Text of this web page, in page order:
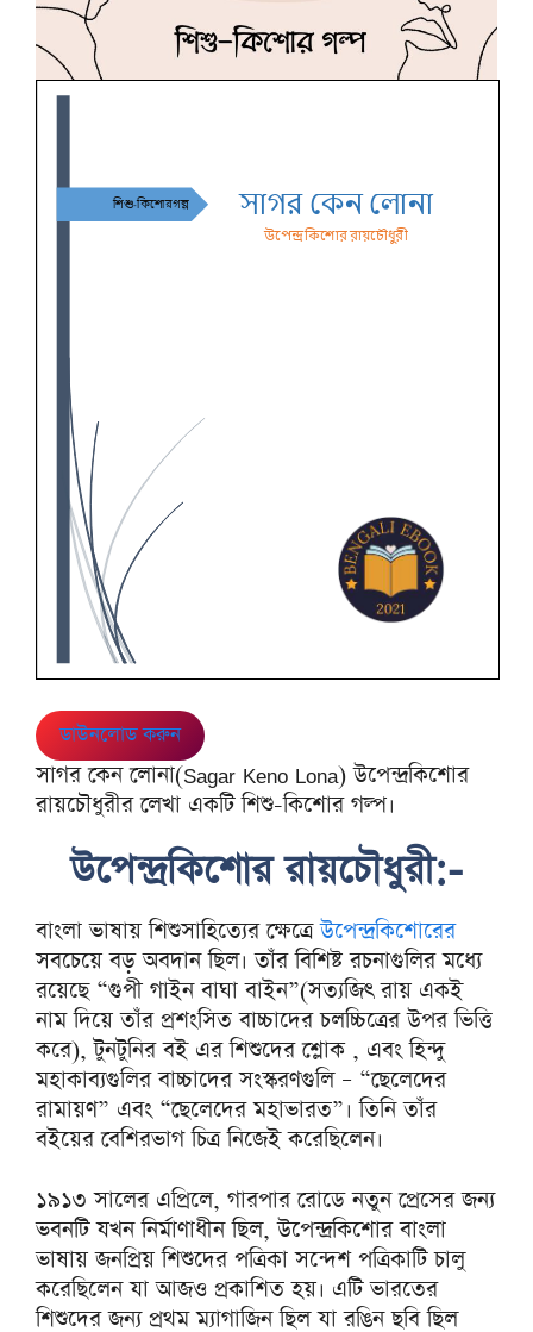
ডাউনলোড করুন
সাগর কেন লোনা(Sagar Keno Lona) উপেন্দ্রকিশোর
রায়চৌধুরীর লেখা একটি শিশু-কিশোর গল্প।
উপেন্দ্রকিশোর রায়চৌধুরী:-
বাংলা ভাষায় শিশুসাহিত্যের ক্ষেত্রেউপেন্দ্রকিশোরের
সবচেয়ে বড় অবদান ছিল। তাঁর বিশিষ্ট রচনাগুলির মধ্যে
রয়েছে “গুপী গাইন বাঘা বাইন”(সত্যজিৎ রায় একই
নাম দিয়ে তাঁর প্রশংসিত বাচ্চাদের চলচ্চিত্রের উপর ভিত্তি
করে), টুনটুনির বই এর শিশুদের শ্লোক , এবং হিন্দু
মহাকাব্যগুলির বাচ্চাদের সংস্করণগুলি – “ছেলেদের
রামায়ণ” এবং “ছেলেদের মহাভারত”। তিনি তাঁর
বইয়ের বেশিরভাগ চিত্র নিজেই করেছিলেন।
১৯১৩ সালের এপ্রিলে, গারপার রোডে নতুন প্রেসের জন্য
ভবনটি যখন নির্মাণাধীন ছিল, উপেন্দ্রকিশোর বাংলা
ভাষায় জনপ্রিয় শিশুদের পত্রিকা সন্দেশ পত্রিকাটি চালু
করেছিলেন যা আজও প্রকাশিত হয়। এটি ভারতের
শিশুদের জন্য প্রথম ম্যাগাজিন ছিল যা রঙিন ছবি ছিল